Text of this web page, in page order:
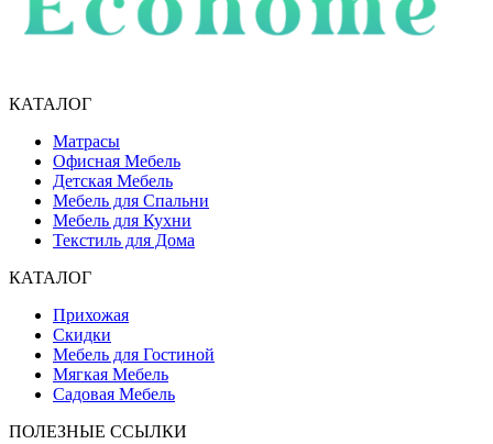
КАТАЛОГ
Матрасы
Офисная Мебель
Детская Мебель
Мебель для Спальни
Мебель для Кухни
Текстиль для Дома
КАТАЛОГ
Прихожая
Скидки
Мебель для Гостиной
Мягкая Мебель
Садовая Мебель
ПОЛЕЗНЫЕ ССЫЛКИ